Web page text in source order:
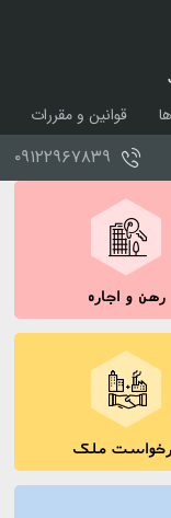
قوانین و مقررات
۰۹۱۲۲۹۶۷۸۳۹
رهن و اجاره
ملک